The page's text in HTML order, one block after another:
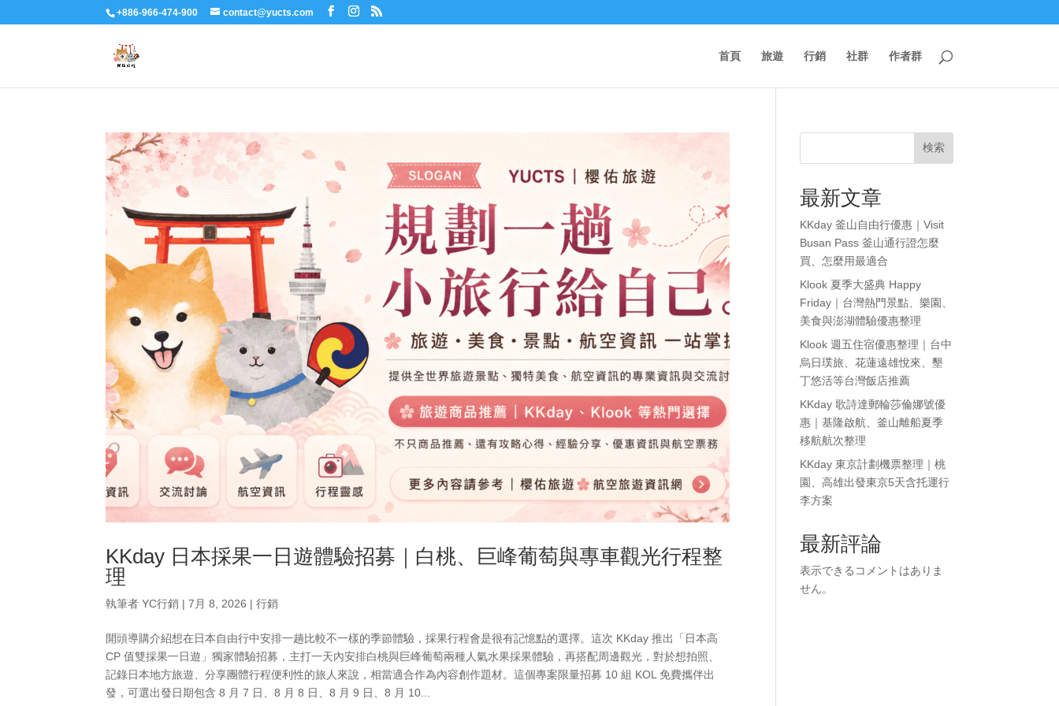
+886-966-474-900 contact@yucts.com
首頁 旅遊 行銷 社群 作者群
KKday 日本採果一日遊體驗招募｜白桃、巨峰葡萄與專車觀光行程整
理
執筆者YC行銷 |7月 8, 2026 |行銷
開頭導購介紹想在日本自由行中安排一趟比較不一樣的季節體驗，採果行程會是很有記憶點的選擇。這次 KKday 推出「日本高
CP 值雙採果一日遊」獨家體驗招募，主打一天內安排白桃與巨峰葡萄兩種人氣水果採果體驗，再搭配周邊觀光，對於想拍照、
記錄日本地方旅遊、分享團體行程便利性的旅人來說，相當適合作為內容創作題材。這個專案限量招募 10 組 KOL 免費攜伴出
發，可選出發日期包含 8 月 7 日、8 月 8 日、8 月 9 日、8 月 10...
検索
最新文章
KKday 釜山自由行優惠｜Visit
Busan Pass 釜山通行證怎麼
買、怎麼用最適合
Klook 夏季大盛典 Happy
Friday｜台灣熱門景點、樂園、
美食與澎湖體驗優惠整理
Klook 週五住宿優惠整理｜台中
烏日璞旅、花蓮遠雄悅來、墾
丁悠活等台灣飯店推薦
KKday 歌詩達郵輪莎倫娜號優
惠｜基隆啟航、釜山離船夏季
移航航次整理
KKday 東京計劃機票整理｜桃
園、高雄出發東京5天含托運行
李方案
最新評論
表示できるコメントはありま
せん。